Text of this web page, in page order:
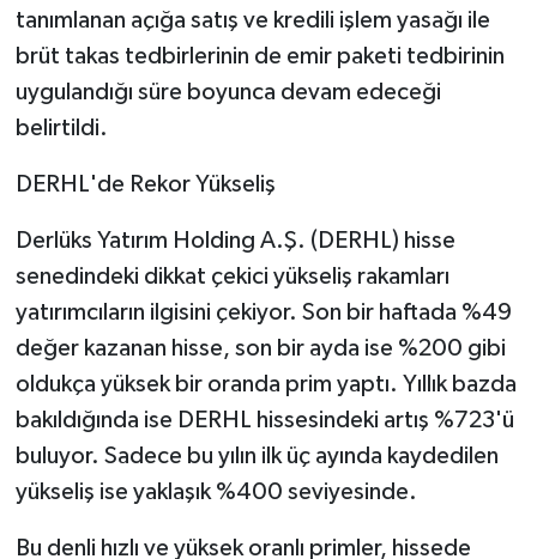
tanımlanan açığa satış ve kredili işlem yasağı ile
brüt takas tedbirlerinin de emir paketi tedbirinin
uygulandığı süre boyunca devam edeceği
belirtildi.
DERHL'de Rekor Yükseliş
Derlüks Yatırım Holding A.Ş. (DERHL) hisse
senedindeki dikkat çekici yükseliş rakamları
yatırımcıların ilgisini çekiyor. Son bir haftada %49
değer kazanan hisse, son bir ayda ise %200 gibi
oldukça yüksek bir oranda prim yaptı. Yıllık bazda
bakıldığında ise DERHL hissesindeki artış %723'ü
buluyor. Sadece bu yılın ilk üç ayında kaydedilen
yükseliş ise yaklaşık %400 seviyesinde.
Bu denli hızlı ve yüksek oranlı primler, hissede